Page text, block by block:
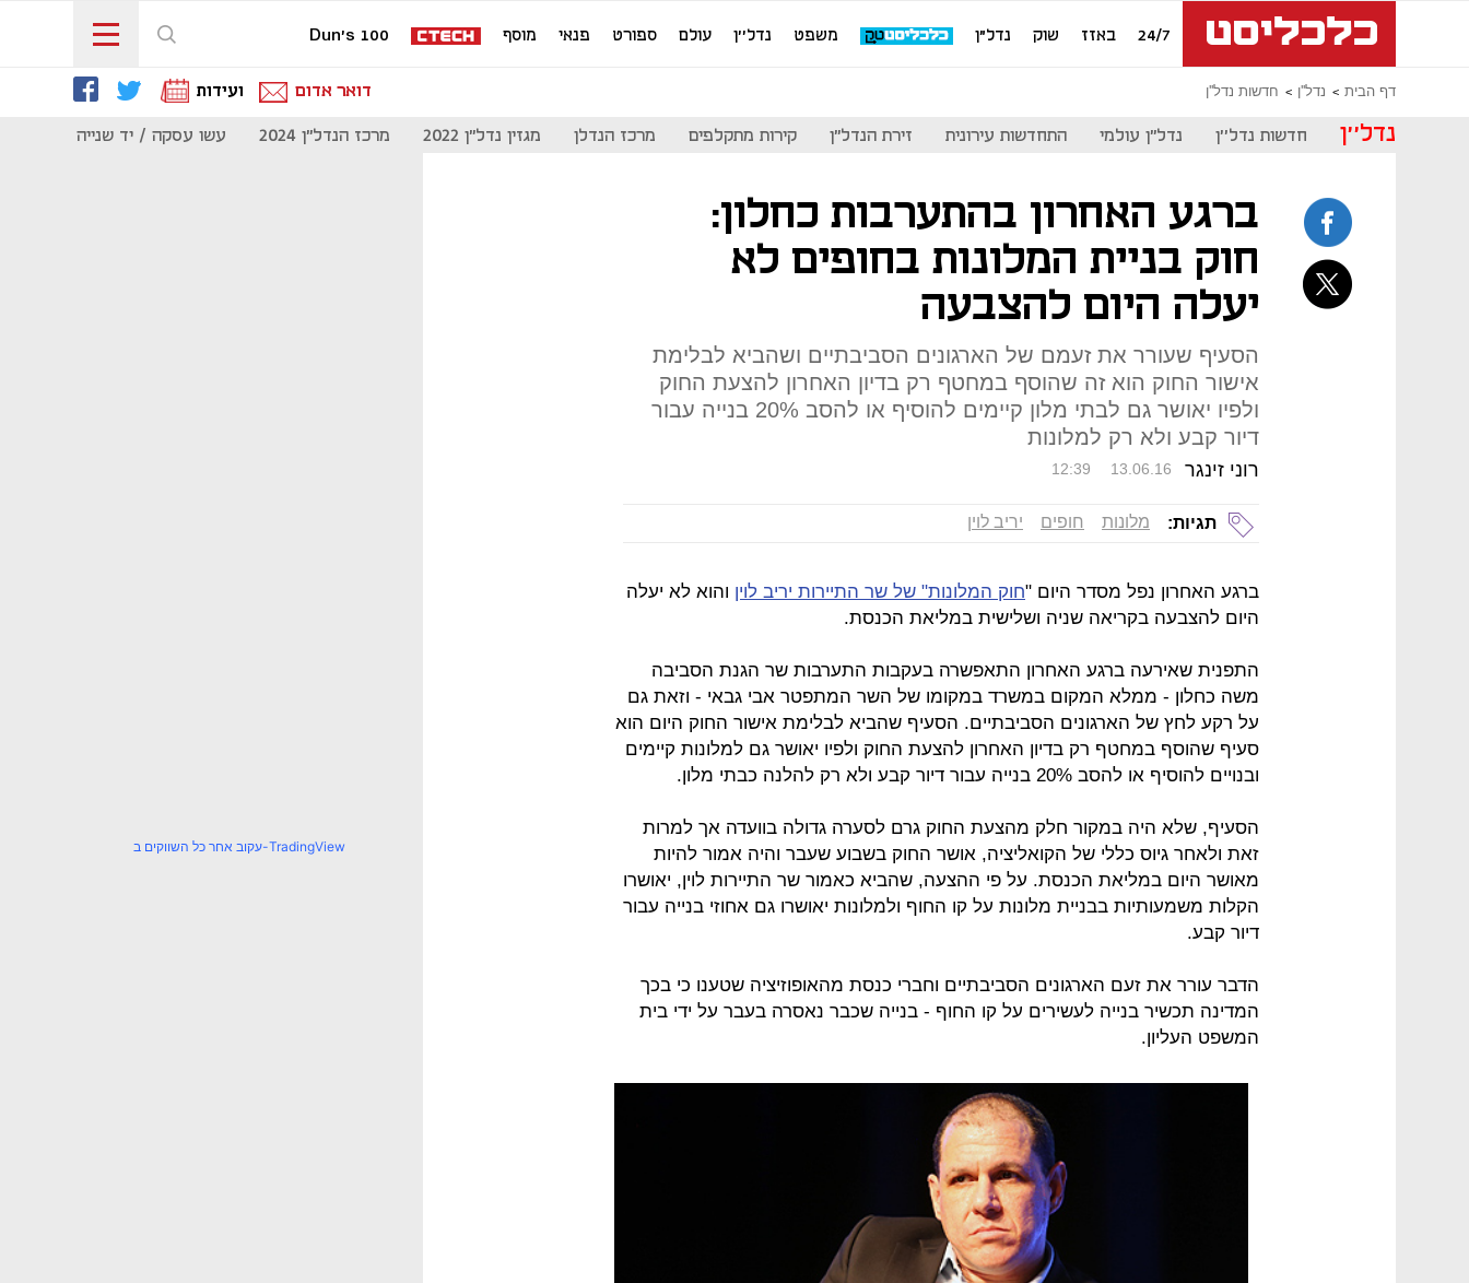
24/7 באזז שוק נדל"ן משפט נדל''ן עולם ספורט פנאי מוסף Dun's 100
דף הבית נדל''ן חדשות נדל''ן דואר אדום ועידות
נדל''ן חדשות נדל''ן נדל"ן עולמי התחדשות עירונית זירת הנדל"ן קירות מתקלפים מרכז הנדלן מגזין נדל"ן 2022 מרכז הנדל"ן 2024 עשו עסקה / יד שנייה
ברגע האחרון בהתערבות כחלון:
חוק בניית המלונות בחופים לא
יעלה היום להצבעה
הסעיף שעורר את זעמם של הארגונים הסביבתיים ושהביא לבלימת
אישור החוק הוא זה שהוסף במחטף רק בדיון האחרון להצעת החוק
ולפיו יאושר גם לבתי מלון קיימים להוסיף או להסב 20% בנייה עבור
דיור קבע ולא רק למלונות
רוני זינגר 12:39 13.06.16
תגיות: מלונות חופים יריב לוין
ברגע האחרון נפל מסדר היום "חוק המלונות" של שר התיירות יריב לוין והוא לא יעלה
היום להצבעה בקריאה שניה ושלישית במליאת הכנסת.
התפנית שאירעה ברגע האחרון התאפשרה בעקבות התערבות שר הגנת הסביבה
משה כחלון - ממלא המקום במשרד במקומו של השר המתפטר אבי גבאי - וזאת גם
על רקע לחץ של הארגונים הסביבתיים. הסעיף שהביא לבלימת אישור החוק היום הוא
סעיף שהוסף במחטף רק בדיון האחרון להצעת החוק ולפיו יאושר גם למלונות קיימים
ובנויים להוסיף או להסב 20% בנייה עבור דיור קבע ולא רק להלנה כבתי מלון.
הסעיף, שלא היה במקור חלק מהצעת החוק גרם לסערה גדולה בוועדה אך למרות
זאת ולאחר גיוס כללי של הקואליציה, אושר החוק בשבוע שעבר והיה אמור להיות
מאושר היום במליאת הכנסת. על פי ההצעה, שהביא כאמור שר התיירות לוין, יאושרו
הקלות משמעותיות בבניית מלונות על קו החוף ולמלונות יאושרו גם אחוזי בנייה עבור
דיור קבע.
הדבר עורר את זעם הארגונים הסביבתיים וחברי כנסת מהאופוזיציה שטענו כי בכך
המדינה תכשיר בנייה לעשירים על קו החוף - בנייה שכבר נאסרה בעבר על ידי בית
המשפט העליון.
עקוב אחר כל השווקים ב-TradingView